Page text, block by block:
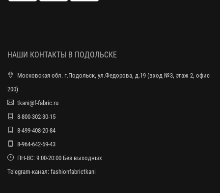
НАШИ КОНТАКТЫ В ПОДОЛЬСКЕ
Московская обл. г.Подольск, ул.Федорова, д.19 (вход №3, этаж 2, офис
200)
tkani@f-fabric.ru
8-800-302-30-15
8-499-408-20-84
8-964-642-69-43
ПН-ВС: 9:00-20:00 Без выходных
Telegram-канал: fashionfabrictkani